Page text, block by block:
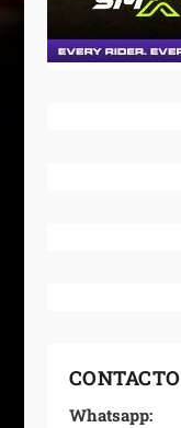
CONTACTO
Whatsapp: